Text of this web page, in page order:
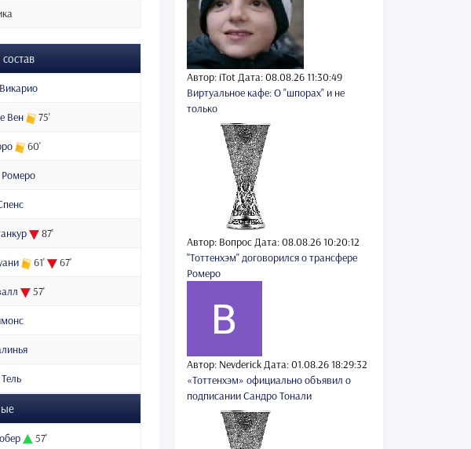
Вен 75'
60'
87'
61' 67'
57'
57'
Автор: iTot Дата: 08.08.26 11:30:49
Виртуальное кафе: О "шпорах" и не
только
Автор: ВопросДата: 08.08.26 10:20:12
"Тоттенхэм" договорился о трансфере
Ромеро
Автор: NevderickДата: 01.08.26 18:29:32
«Тоттенхэм» официально объявил о
подписании Сандро Тонали